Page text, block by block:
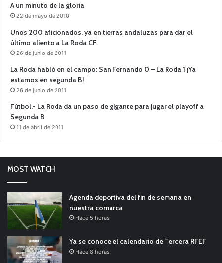
A un minuto de la gloria
22 de mayo de 2010
Unos 200 aficionados, ya en tierras andaluzas para dar el
último aliento a La Roda CF.
26 de junio de 2011
La Roda habló en el campo: San Fernando 0 – La Roda 1 ¡Ya
estamos en segunda B!
26 de junio de 2011
Fútbol.- La Roda da un paso de gigante para jugar el playoff a
Segunda B
11 de abril de 2011
MOST WATCH
Agenda deportiva del fin de semana en
nuestra comarca
Hace 5 horas
Ya se conoce el calendario de Tercera RFEF
Hace 8 horas